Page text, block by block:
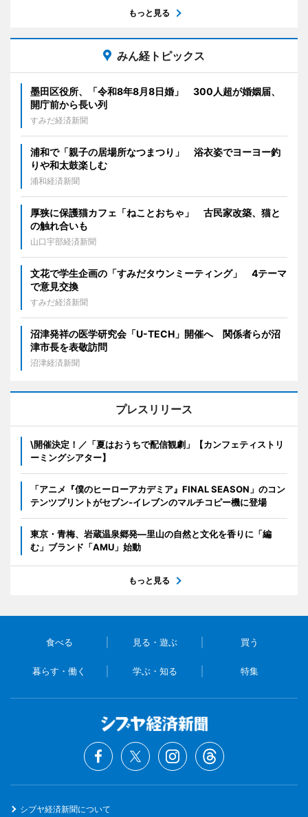
もっと見る
みん経トピックス
墨田区役所、「令和8年8月8日婚」 300人超が婚姻届、
開庁前から長い列
すみだ経済新聞
浦和で「親子の居場所なつまつり」 浴衣姿でヨーヨー釣
りや和太鼓楽しむ
浦和経済新聞
厚狭に保護猫カフェ「ねことおちゃ」 古民家改築、猫と
の触れ合いも
山口宇部経済新聞
文花で学生企画の「すみだタウンミーティング」 4テーマ
で意見交換
すみだ経済新聞
沼津発祥の医学研究会「U-TECH」開催へ 関係者らが沼
津市長を表敬訪問
沼津経済新聞
プレスリリース
\開催決定！／「夏はおうちで配信観劇」【カンフェティストリ
ーミングシアター】
「アニメ『僕のヒーローアカデミア』FINAL SEASON」のコン
テンツプリントがセブン‐イレブンのマルチコピー機に登場
東京・青梅、岩蔵温泉郷発―里山の自然と文化を香りに「編
む」ブランド「AMU」始動
もっと見る
食べる 見る・遊ぶ 買う
暮らす・働く 学ぶ・知る 特集
シブヤ経済新聞について